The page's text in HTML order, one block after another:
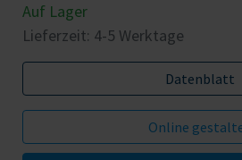
Auf Lager
Lieferzeit: 4-5 Werktage
Datenblatt